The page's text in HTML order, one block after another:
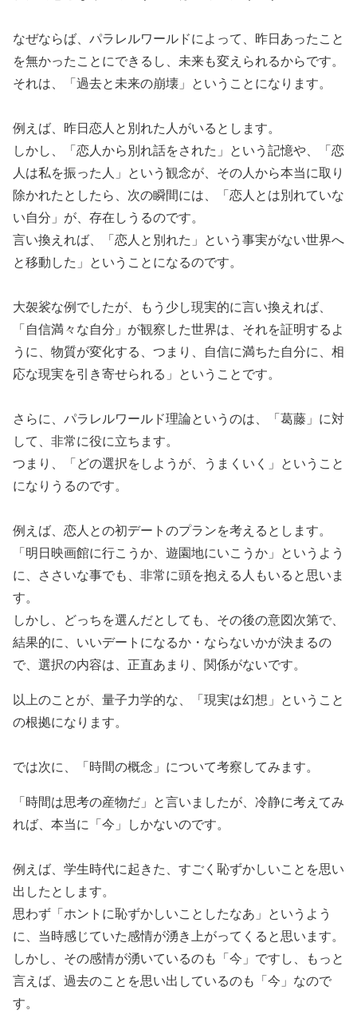
なぜならば、パラレルワールドによって、昨日あったこと
を無かったことにできるし、未来も変えられるからです。
それは、「過去と未来の崩壊」ということになります。
例えば、昨日恋人と別れた人がいるとします。
しかし、「恋人から別れ話をされた」という記憶や、「恋
人は私を振った人」という観念が、その人から本当に取り
除かれたとしたら、次の瞬間には、「恋人とは別れていな
い自分」が、存在しうるのです。
言い換えれば、「恋人と別れた」という事実がない世界へ
と移動した」ということになるのです。
大袈裟な例でしたが、もう少し現実的に言い換えれば、
「自信満々な自分」が観察した世界は、それを証明するよ
うに、物質が変化する、つまり、自信に満ちた自分に、相
応な現実を引き寄せられる」ということです。
さらに、パラレルワールド理論というのは、「葛藤」に対
して、非常に役に立ちます。
つまり、「どの選択をしようが、うまくいく」ということ
になりうるのです。
例えば、恋人との初デートのプランを考えるとします。
「明日映画館に行こうか、遊園地にいこうか」というよう
に、ささいな事でも、非常に頭を抱える人もいると思いま
す。
しかし、どっちを選んだとしても、その後の意図次第で、
結果的に、いいデートになるか・ならないかが決まるの
で、選択の内容は、正直あまり、関係がないです。
以上のことが、量子力学的な、「現実は幻想」ということ
の根拠になります。
では次に、「時間の概念」について考察してみます。
「時間は思考の産物だ」と言いましたが、冷静に考えてみ
れば、本当に「今」しかないのです。
例えば、学生時代に起きた、すごく恥ずかしいことを思い
出したとします。
思わず「ホントに恥ずかしいことしたなあ」というよう
に、当時感じていた感情が湧き上がってくると思います。
しかし、その感情が湧いているのも「今」ですし、もっと
言えば、過去のことを思い出しているのも「今」なので
す。